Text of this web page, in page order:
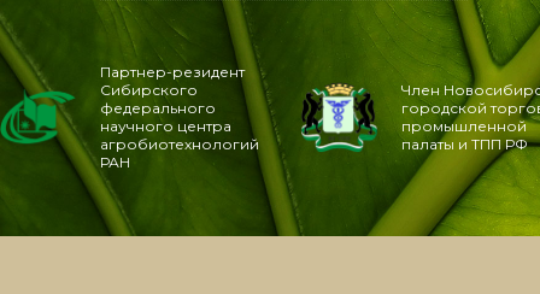
Партнер-резидент
Сибирского
федерального
научного центра
агробиотехнологий
РАН
Член
городской
промышленной
палаты и ТПП РФ